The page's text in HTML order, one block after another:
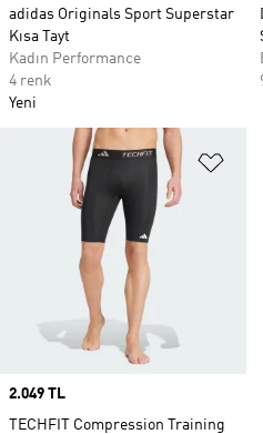
adidas Originals Sport Superstar
Kısa Tayt
Kadın Performance
4 renk
Yeni
Price
2.049 TL
TECHFIT Compression Training